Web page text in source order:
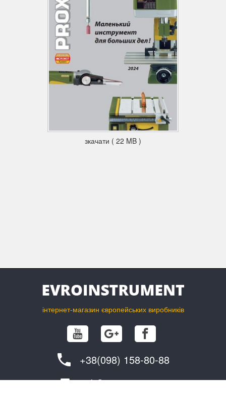
зкачати ( 22 MB )
інтернет-магазин європейських виробників
+38(098) 158-80-88
info@evroinstrument.com